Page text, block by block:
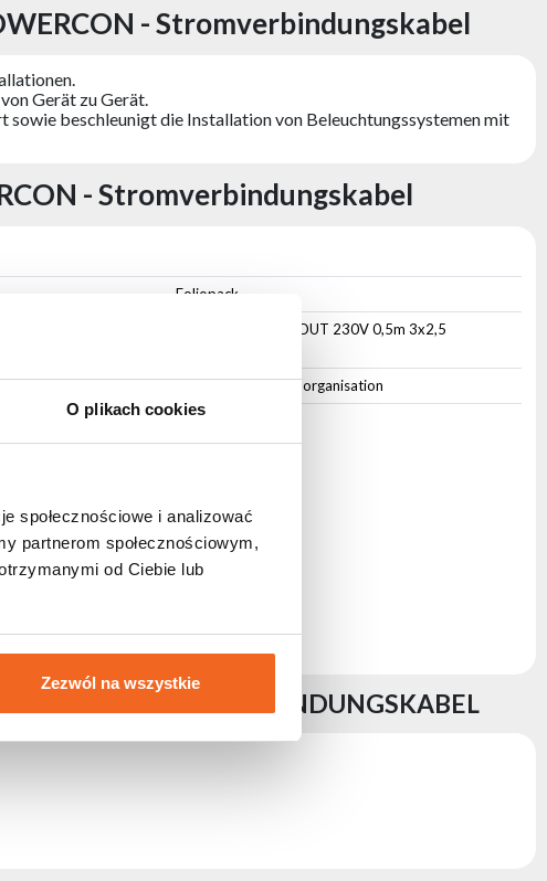
O plikach cookies
społecznościowe i analizować
partnerom społecznościowym,
od Ciebie lub
Zezwól na wszystkie
- Stromverbindungskabel
Gerät zu Gerät.
beschleunigt die Installation von Beleuchtungssystemen mit
- Stromverbindungskabel
Foliopack
CABLE POWER IN-OUT 230V 0,5m 3x2,5
Klettband zur Kabelorganisation
- STROMVERBINDUNGSKABEL